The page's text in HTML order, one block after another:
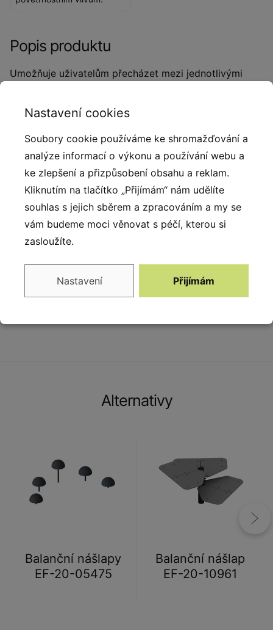
Popis produktu
Umožňuje uživatelům přecházet mezi jednotlivými
rovnováhu. Zvyšuje výdrž a koordinaci díky práci s
pohybech. Balanční nášlapy jsou určené pro outdoor
workout parky, sportovní areály a dětská hřiště jako
součást větších překážkových nebo funkčních
tréninkových sestav. Vyrobeno z materiálů odolných
vůči povětrnostním vlivům s minimální údržbou.Prvek
je navržen tak, aby splňoval normy pro venkovní hřiště
a workouty.
Vybavení
Alternativy
Balanční nášlapy
EF-20-05475
Balanční nášlap
EF-20-10961
Nastavení cookies
Soubory cookie používáme ke shromažďování a
analýze informací o výkonu a používání webu a
ke zlepšení a přizpůsobení obsahu a reklam.
Kliknutím na tlačítko „Přijímám“ nám udělíte
souhlas s jejich sběrem a zpracováním a my se
vám budeme moci věnovat s péčí, kterou si
zasloužíte.
Nastavení Přijímám